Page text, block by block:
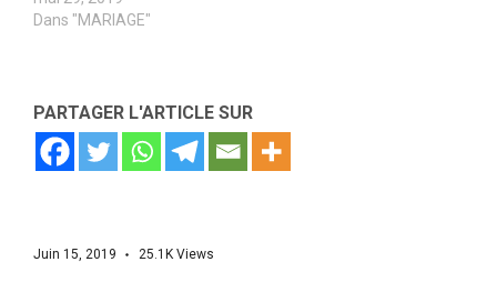
Dans "MARIAGE"
PARTAGER L'ARTICLE SUR
Juin 15, 2019 25.1K Views